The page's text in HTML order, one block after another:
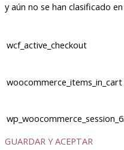
y aún no se han clasificado
wcf_active_checkout
woocommerce_items_in_cart
GUARDAR Y ACEPTAR